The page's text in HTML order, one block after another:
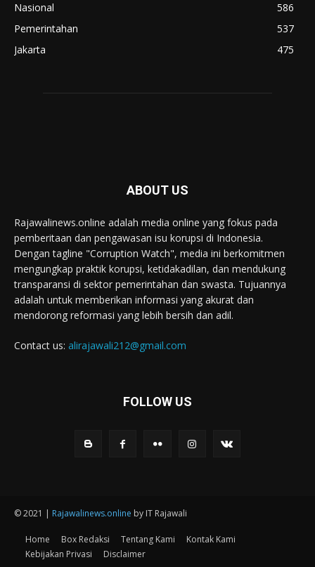
Nasional
586
Pemerintahan
537
Jakarta
475
ABOUT US
Rajawalinews.online adalah media online yang fokus pada
pemberitaan dan pengawasan isu korupsi di Indonesia.
Dengan tagline "Corruption Watch", media ini berkomitmen
mengungkap praktik korupsi, ketidakadilan, dan mendukung
transparansi di sektor pemerintahan dan swasta. Tujuannya
adalah untuk memberikan informasi yang akurat dan
mendorong reformasi yang lebih bersih dan adil.
Contact us: alirajawali212@gmail.com
FOLLOW US
© 2021 | Rajawalinews.online by IT Rajawali
Home Box Redaksi Tentang Kami
Kontak Kami
Kebijakan Privasi
Disclaimer